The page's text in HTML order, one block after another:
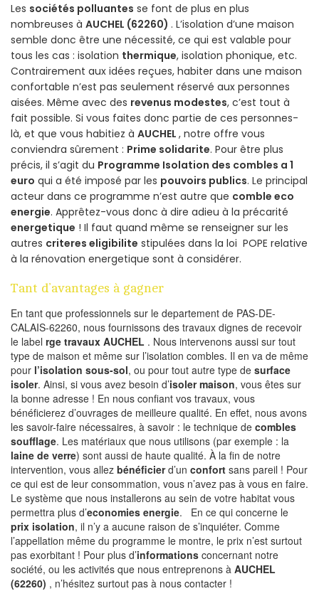
Les sociétés polluantes se font de plus en plus
nombreuses à AUCHEL (62260) . L’isolation d’une maison
semble donc être une nécessité, ce qui est valable pour
tous les cas : isolation thermique, isolation phonique, etc.
Contrairement aux idées reçues, habiter dans une maison
confortable n’est pas seulement réservé aux personnes
aisées. Même avec des revenus modestes, c’est tout à
fait possible. Si vous faites donc partie de ces personnes-
là, et que vous habitiez à AUCHEL , notre offre vous
conviendra sûrement : Prime solidarite. Pour être plus
précis, il s’agit du Programme Isolation des combles a 1
euro qui a été imposé par les pouvoirs publics. Le principal
acteur dans ce programme n’est autre que comble eco
energie. Apprêtez-vous donc à dire adieu à la précarité
energetique ! Il faut quand même se renseigner sur les
autres criteres eligibilite stipulées dans la loi POPE relative
à la rénovation energetique sont à considérer.
Tant d’avantages à gagner
En tant que professionnels sur le departement de PAS-DE-
CALAIS-62260, nous fournissons des travaux dignes de recevoir
le label rge travaux AUCHEL . Nous intervenons aussi sur tout
type de maison et même sur l’isolation combles. Il en va de même
pour l’isolation sous-sol, ou pour tout autre type de surface
isoler. Ainsi, si vous avez besoin d’isoler maison, vous êtes sur
la bonne adresse ! En nous confiant vos travaux, vous
bénéficierez d’ouvrages de meilleure qualité. En effet, nous avons
les savoir-faire nécessaires, à savoir : le technique de combles
soufflage. Les matériaux que nous utilisons (par exemple : la
laine de verre) sont aussi de haute qualité. À la fin de notre
intervention, vous allez bénéficierd’un confort sans pareil ! Pour
ce qui est de leur consommation, vous n’avez pas à vous en faire.
Le système que nous installerons au sein de votre habitat vous
permettra plus d’economies energie. En ce qui concerne le
prix isolation, il n’y a aucune raison de s’inquiéter. Comme
l’appellation même du programme le montre, le prix n’est surtout
pas exorbitant ! Pour plus d’informations concernant notre
société, ou les activités que nous entreprenons à AUCHEL
(62260) , n’hésitez surtout pas à nous contacter !